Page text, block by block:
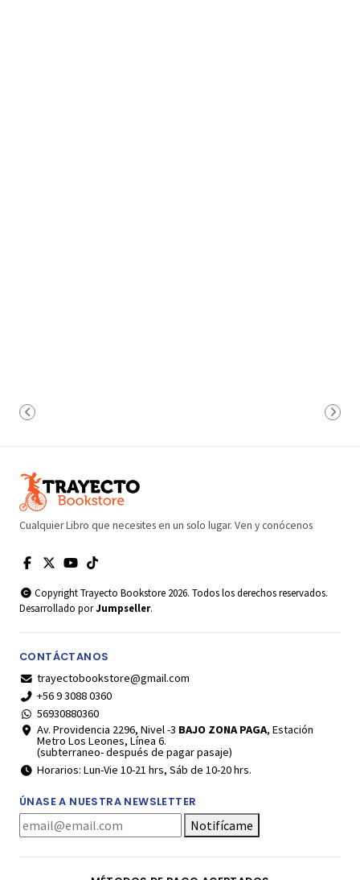
Cualquier Libro que necesites en un solo lugar. Ven y conócenos
Copyright Trayecto Bookstore 2026. Todos los derechos reservados.
Desarrollado porJumpseller.
CONTÁCTANOS
trayectobookstore@gmail.com
+56 9 3088 0360
56930880360
Av. Providencia 2296, Nivel -3 BAJO ZONA PAGA, Estación
Metro Los Leones, Línea 6.
(subterraneo- después de pagar pasaje)
Horarios: Lun-Vie 10-21 hrs, Sáb de 10-20 hrs.
ÚNASE A NUESTRA NEWSLETTER
Notifícame